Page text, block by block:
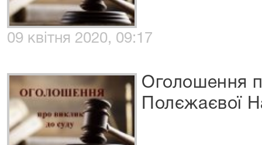
09 квітня 2020, 09:17
Оголошення
Полєжаєвої